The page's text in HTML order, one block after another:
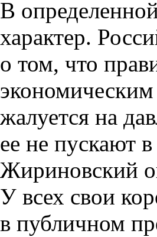
В
характер.
о том, что
жалуется на
ее не пускают
Жириновский
У всех свои
в публичном